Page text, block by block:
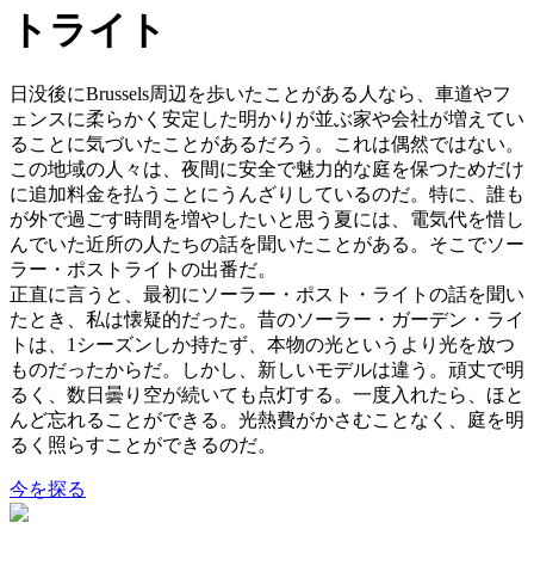
トライト
日没後にBrussels周辺を歩いたことがある人なら、車道やフ
ェンスに柔らかく安定した明かりが並ぶ家や会社が増えてい
ることに気づいたことがあるだろう。これは偶然ではない。
この地域の人々は、夜間に安全で魅力的な庭を保つためだけ
に追加料金を払うことにうんざりしているのだ。特に、誰も
が外で過ごす時間を増やしたいと思う夏には、電気代を惜し
んでいた近所の人たちの話を聞いたことがある。そこでソー
ラー・ポストライトの出番だ。
正直に言うと、最初にソーラー・ポスト・ライトの話を聞い
たとき、私は懐疑的だった。昔のソーラー・ガーデン・ライ
トは、1シーズンしか持たず、本物の光というより光を放つ
ものだったからだ。しかし、新しいモデルは違う。頑丈で明
るく、数日曇り空が続いても点灯する。一度入れたら、ほと
んど忘れることができる。光熱費がかさむことなく、庭を明
るく照らすことができるのだ。
今を探る